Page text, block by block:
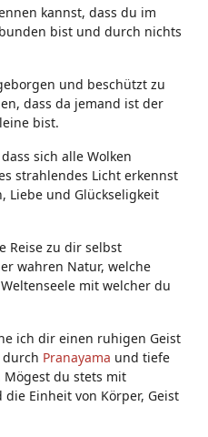
kannst, dass du im
bist und durch nichts
und beschützt zu
dass da jemand ist der
bist.
sich alle Wolken
strahlendes Licht erkennst
Liebe und Glückseligkeit
Reise zu dir selbst
wahren Natur, welche
mit welcher du
ich dir einen ruhigen Geist
durch Pranayama und tiefe
Mögest du stets mit
Einheit von Körper, Geist